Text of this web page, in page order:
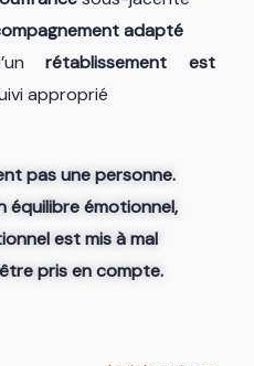
adapté
rétablissement est
approprié
pas une personne.
équilibre émotionnel,
est mis à mal
pris en compte.